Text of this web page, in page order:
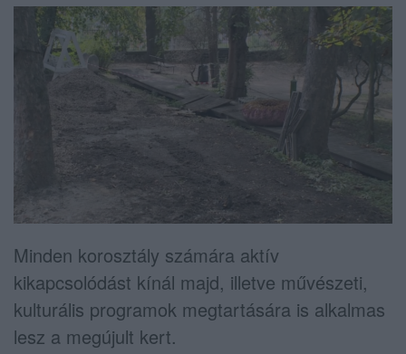
Minden korosztály számára aktív
kikapcsolódást kínál majd, illetve művészeti,
kulturális programok megtartására is alkalmas
lesz a megújult kert.